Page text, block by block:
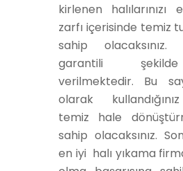
kirlenen halılarınızı
zarfı içerisinde temiz
sahip
garantili
verilmektedir. Bu
olarak kullandığınız
temiz hale
sahip olacaksınız.
en iyi halı yıkama